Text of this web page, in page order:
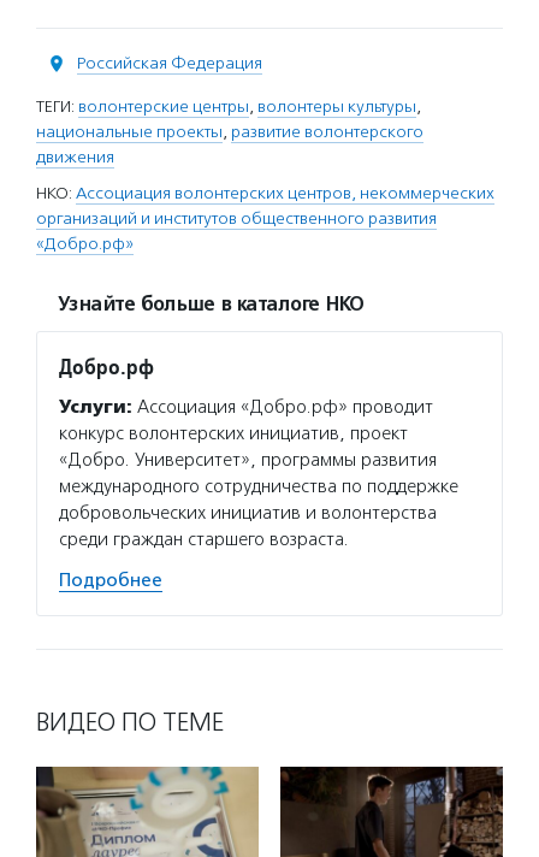
Российская Федерация
ТЕГИ: волонтерские центры, волонтеры культуры,
национальные проекты, развитие волонтерского
движения
НКО: Ассоциация волонтерских центров, некоммерческих
организаций и институтов общественного развития
«Добро.рф»
Узнайте больше в каталоге НКО
Добро.рф
Услуги: Ассоциация «Добро.рф» проводит
конкурс волонтерских инициатив, проект
«Добро. Университет», программы развития
международного сотрудничества по поддержке
добровольческих инициатив и волонтерства
среди граждан старшего возраста.
Подробнее
ВИДЕО ПО ТЕМЕ